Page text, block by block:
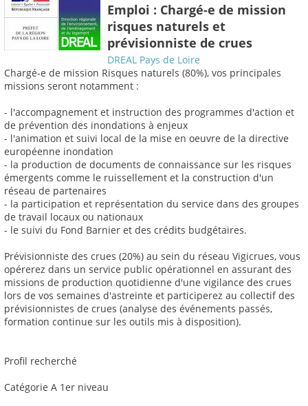
Emploi : Chargé-e de mission
risques naturels et
prévisionniste de crues
DREAL Pays de Loire
Chargé-e de mission Risques naturels (80%), vos principales
missions seront notamment :
- l'accompagnement et instruction des programmes d'action et
de prévention des inondations à enjeux
- l'animation et suivi local de la mise en oeuvre de la directive
européenne inondation
- la production de documents de connaissance sur les risques
émergents comme le ruissellement et la construction d'un
réseau de partenaires
- la participation et représentation du service dans des groupes
de travail locaux ou nationaux
- le suivi du Fond Barnier et des crédits budgétaires.
Prévisionniste des crues (20%) au sein du réseau Vigicrues, vous
opérerez dans un service public opérationnel en assurant des
missions de production quotidienne d'une vigilance des crues
lors de vos semaines d'astreinte et participerez au collectif des
prévisionnistes de crues (analyse des événements passés,
formation continue sur les outils mis à disposition).
Profil recherché
Catégorie A 1er niveau